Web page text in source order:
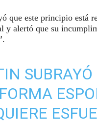
que este principio está
y alertó que su